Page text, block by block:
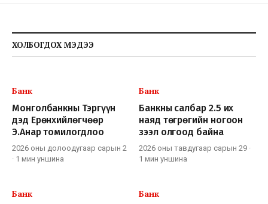
ХОЛБОГДОХ МЭДЭЭ
Банк
Монголбанкны Тэргүүн
дэд Ерөнхийлөгчөөр
Э.Анар томилогдлоо
2026 оны долоодугаар сарын 2
· 1 мин уншина
Банк
Банкны салбар 2.5 их
наяд төгрөгийн ногоон
зээл олгоод байна
2026 оны тавдугаар сарын 29 ·
1 мин уншина
Банк
Банк